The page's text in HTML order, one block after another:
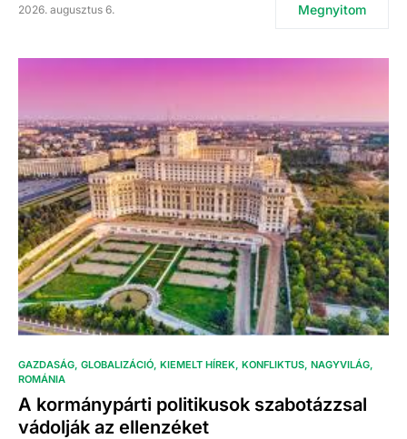
2026. augusztus 6. Megnyitom
GAZDASÁG GLOBALIZÁCIÓ KIEMELT HÍREK KONFLIKTUS NAGYVILÁG
ROMÁNIA
A kormánypárti politikusok szabotázzsal
vádolják az ellenzéket